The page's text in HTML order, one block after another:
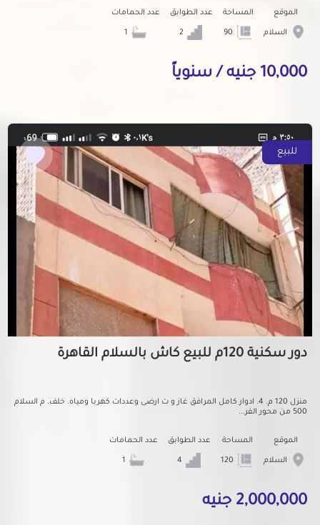
الموقع
السلام
المساحة عدد الطوابق عدد الحمامات
10,000 جنيه / سنوياً
للبيع
دور سكنية 120م للبيع كاش بالسلام القاهرة
منزل 120 م. 4. ادوار كامل المرافق غاز و ت ارضى وعددات كهربا ومياه. خلف. م السلام
500 من محور الفر...
الموقع
السلام
المساحة عدد الطوابق عدد الحمامات
2,000,000 جنيه